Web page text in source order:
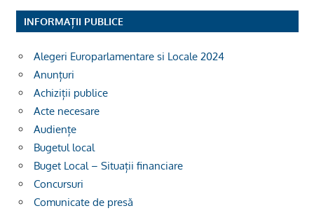
INFORMAȚII PUBLICE
Alegeri Europarlamentare si Locale 2024
Anunțuri
Achiziții publice
Acte necesare
Audiențe
Bugetul local
Buget Local – Situații financiare
Concursuri
Comunicate de presă